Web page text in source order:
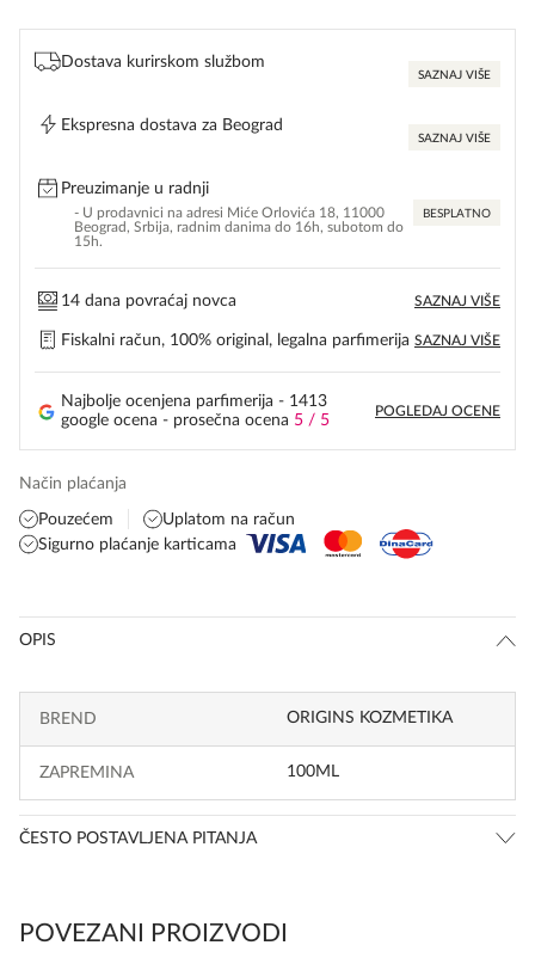
Dostava kurirskom službom
SAZNAJ VIŠE
Ekspresna dostava za Beograd
SAZNAJ VIŠE
Preuzimanje u radnji
- U prodavnici na adresi Miće Orlovića 18, 11000
Beograd, Srbija, radnim danima do 16h, subotom do
15h.
BESPLATNO
14 dana povraćaj novca SAZNAJ VIŠE
Fiskalni račun, 100% original, legalna parfimerija SAZNAJ VIŠE
Najbolje ocenjena parfimerija - 1413
google ocena - prosečna ocena 5 / 5
POGLEDAJ OCENE
Način plaćanja
Pouzećem
Uplatom na račun
Sigurno plaćanje karticama
OPIS
BREND ORIGINS KOZMETIKA
ZAPREMINA 100ML
ČESTO POSTAVLJENA PITANJA
POVEZANI PROIZVODI